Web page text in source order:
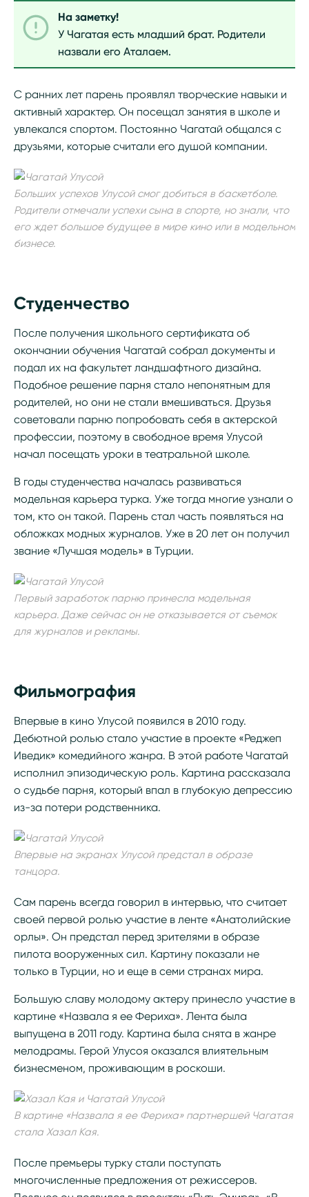
На заметку!
У Чагатая есть младший брат. Родители
назвали его Аталаем.
С ранних лет парень проявлял творческие навыки и
активный характер. Он посещал занятия в школе и
увлекался спортом. Постоянно Чагатай общался с
друзьями, которые считали его душой компании.
Больших успехов Улусой смог добиться в баскетболе.
Родители отмечали успехи сына в спорте, но знали, что
его ждет большое будущее в мире кино или в модельном
бизнесе.
Студенчество
После получения школьного сертификата об
окончании обучения Чагатай собрал документы и
подал их на факультет ландшафтного дизайна.
Подобное решение парня стало непонятным для
родителей, но они не стали вмешиваться. Друзья
советовали парню попробовать себя в актерской
профессии, поэтому в свободное время Улусой
начал посещать уроки в театральной школе.
В годы студенчества началась развиваться
модельная карьера турка. Уже тогда многие узнали о
том, кто он такой. Парень стал часть появляться на
обложках модных журналов. Уже в 20 лет он получил
звание «Лучшая модель» в Турции.
Первый заработок парню принесла модельная
карьера. Даже сейчас он не отказывается от съемок
для журналов и рекламы.
Фильмография
Впервые в кино Улусой появился в 2010 году.
Дебютной ролью стало участие в проекте «Реджеп
Иведик» комедийного жанра. В этой работе Чагатай
исполнил эпизодическую роль. Картина рассказала
о судьбе парня, который впал в глубокую депрессию
из-за потери родственника.
Впервые на экранах Улусой предстал в образе
танцора.
Сам парень всегда говорил в интервью, что считает
своей первой ролью участие в ленте «Анатолийские
орлы». Он предстал перед зрителями в образе
пилота вооруженных сил. Картину показали не
только в Турции, но и еще в семи странах мира.
Большую славу молодому актеру принесло участие в
картине «Назвала я ее Фериха». Лента была
выпущена в 2011 году. Картина была снята в жанре
мелодрамы. Герой Улусоя оказался влиятельным
бизнесменом, проживающим в роскоши.
В картине «Назвала я ее Фериха» партнершей Чагатая
стала Хазал Кая.
После премьеры турку стали поступать
многочисленные предложения от режиссеров.